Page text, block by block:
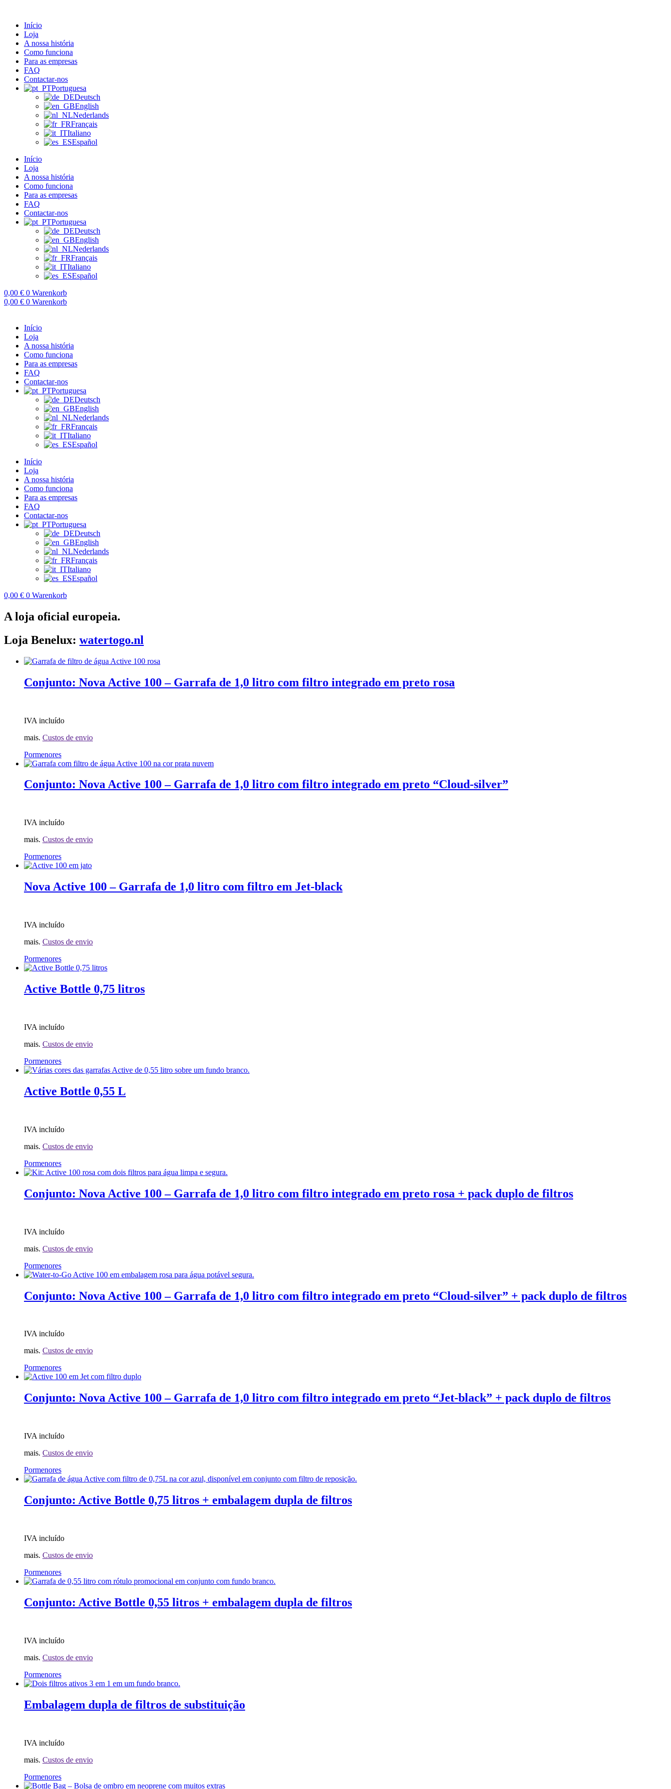
conteúdo
Início
Loja
A nossa história
Como funciona
Para as empresas
FAQ
Contactar-nos
Portuguesa
Deutsch
English
Nederlands
Français
Italiano
Español
Início
Loja
A nossa história
Como funciona
Para as empresas
FAQ
Contactar-nos
Portuguesa
Deutsch
English
Nederlands
Français
Italiano
Español
0,00 € 0 Warenkorb
0,00 € 0 Warenkorb
Início
Loja
A nossa história
Como funciona
Para as empresas
FAQ
Contactar-nos
Portuguesa
Deutsch
English
Nederlands
Français
Italiano
Español
Início
Loja
A nossa história
Como funciona
Para as empresas
FAQ
Contactar-nos
Portuguesa
Deutsch
English
Nederlands
Français
Italiano
Español
0,00 € 0 Warenkorb
A loja oficial europeia.
Loja Benelux: watertogo.nl
Conjunto: Nova Active 100 – Garrafa de 1,0 litro com filtro integrado em preto rosa
IVA incluído
mais. Custos de envio
Pormenores
Conjunto: Nova Active 100 – Garrafa de 1,0 litro com filtro integrado em preto “Cloud-silver”
IVA incluído
mais. Custos de envio
Pormenores
Nova Active 100 – Garrafa de 1,0 litro com filtro em Jet-black
IVA incluído
mais. Custos de envio
Pormenores
Active Bottle 0,75 litros
IVA incluído
mais. Custos de envio
PormenoresEste
produto
diversas
variantes.
ser
na
do
produto.
Active Bottle 0,55 L
IVA incluído
mais. Custos de envio
PormenoresEste
produto
diversas
variantes.
ser
na
do
produto.
Conjunto: Nova Active 100 – Garrafa de 1,0 litro com filtro integrado em preto rosa + pack duplo de filtros
IVA incluído
mais. Custos de envio
Pormenores
Conjunto: Nova Active 100 – Garrafa de 1,0 litro com filtro integrado em preto “Cloud-silver” + pack duplo de filtros
IVA incluído
mais. Custos de envio
Pormenores
Conjunto: Nova Active 100 – Garrafa de 1,0 litro com filtro integrado em preto “Jet-black” + pack duplo de filtros
IVA incluído
mais. Custos de envio
Pormenores
Conjunto: Active Bottle 0,75 litros + embalagem dupla de filtros
IVA incluído
mais. Custos de envio
PormenoresEste
produto
diversas
variantes.
ser
na
do
produto.
Conjunto: Active Bottle 0,55 litros + embalagem dupla de filtros
IVA incluído
mais. Custos de envio
PormenoresEste
produto
diversas
variantes.
ser
na
do
Embalagem dupla de filtros de substituição
IVA incluído
mais. Custos de envio
Pormenores